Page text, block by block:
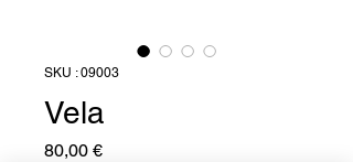
SKU : 09003
Vela
80,00 €Prix